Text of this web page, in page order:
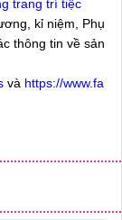
trang trí tiệc
kỉ niệm, Phụ
thông tin về sản
và https://www.fa